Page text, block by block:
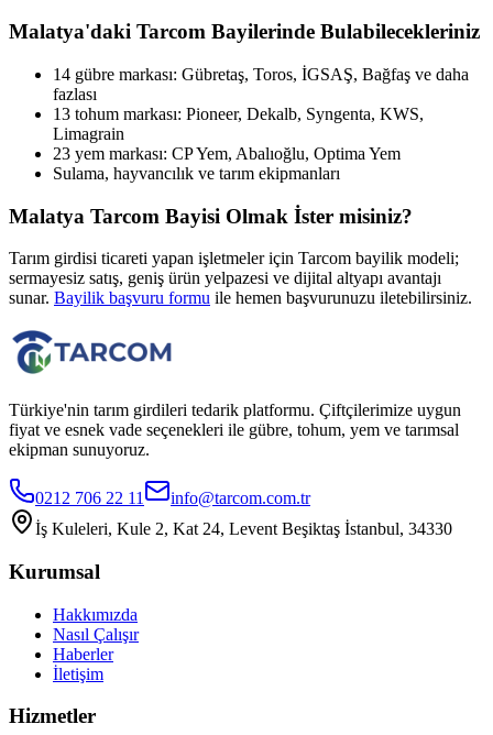
Malatya'daki Tarcom Bayilerinde Bulabilecekleriniz
14 gübre markası: Gübretaş, Toros, İGSAŞ, Bağfaş ve daha
fazlası
13 tohum markası: Pioneer, Dekalb, Syngenta, KWS,
Limagrain
23 yem markası: CP Yem, Abalıoğlu, Optima Yem
Sulama, hayvancılık ve tarım ekipmanları
Malatya Tarcom Bayisi Olmak İster misiniz?
Tarım girdisi ticareti yapan işletmeler için Tarcom bayilik modeli;
sermayesiz satış, geniş ürün yelpazesi ve dijital altyapı avantajı
sunar. Bayilik başvuru formu ile hemen başvurunuzu iletebilirsiniz.
Türkiye'nin tarım girdileri tedarik platformu. Çiftçilerimize uygun
fiyat ve esnek vade seçenekleri ile gübre, tohum, yem ve tarımsal
ekipman sunuyoruz.
0212 706 22 11
info@tarcom.com.tr
İş Kuleleri, Kule 2, Kat 24, Levent Beşiktaş İstanbul, 34330
Kurumsal
Hakkımızda
Nasıl Çalışır
Haberler
İletişim
Hizmetler